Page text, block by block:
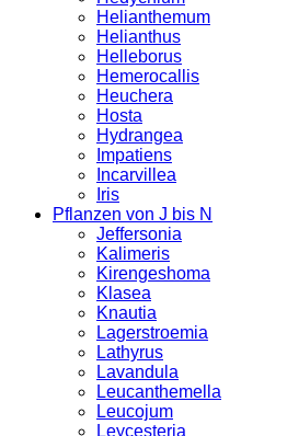
Helianthemum
Helianthus
Helleborus
Hemerocallis
Heuchera
Hosta
Hydrangea
Impatiens
Incarvillea
Iris
Pflanzen von J bis N
Jeffersonia
Kalimeris
Kirengeshoma
Klasea
Knautia
Lagerstroemia
Lathyrus
Lavandula
Leucanthemella
Leucojum
Leycesteria